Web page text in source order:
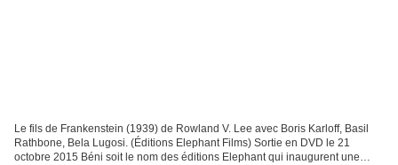
Le fils de Frankenstein (1939) de Rowland V. Lee avec Boris Karloff, Basil
Rathbone, Bela Lugosi. (Éditions Elephant Films) Sortie en DVD le 21
octobre 2015 Béni soit le nom des éditions Elephant qui inaugurent une